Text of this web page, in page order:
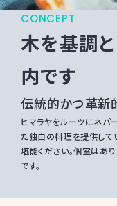
CONCEPT
木を基調
内です
伝統的かつ革新
ヒマラヤをルーツにネパ
た独自の料理を提供して
堪能ください。個室はあ
です。